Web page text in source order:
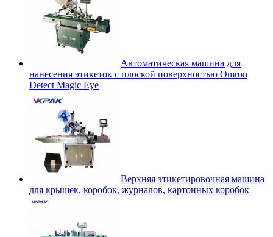
Автоматическая машина для
нанесения этикеток с плоской поверхностью Omron
Detect Magic Eye
Верхняя этикетировочная машина
для крышек, коробок, журналов, картонных коробок